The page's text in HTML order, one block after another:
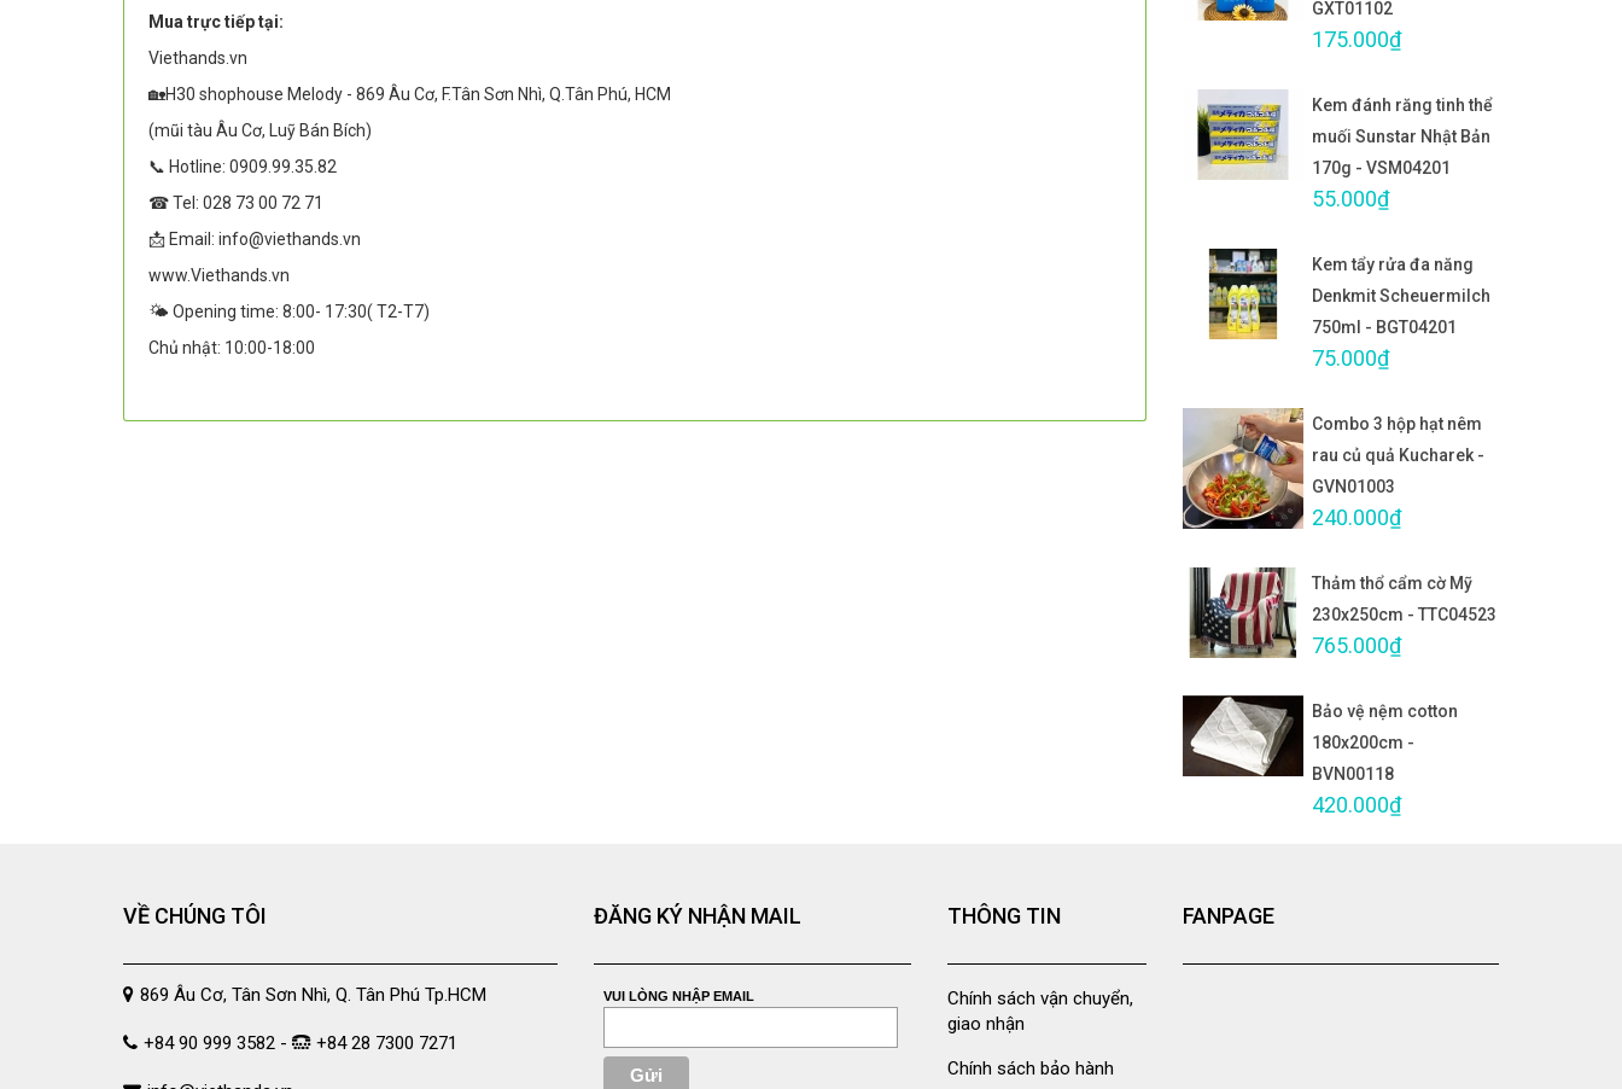
Mua trực tiếp tại:
Viethands.vn
🏡H30 shophouse Melody - 869 Âu Cơ, F.Tân Sơn Nhì, Q.Tân Phú, HCM
(mũi tàu Âu Cơ, Luỹ Bán Bích)
📞 Hotline: 0909.99.35.82
☎ Tel: 028 73 00 72 71
📩 Email: info@viethands.vn
www.Viethands.vn
🌤️ Opening time: 8:00- 17:30( T2-T7)
Chủ nhật: 10:00-18:00
GXT01102
175.000₫
Kem đánh răng tinh thể
muối Sunstar Nhật Bản
170g - VSM04201
55.000₫
Kem tẩy rửa đa năng
Denkmit Scheuermilch
750ml - BGT04201
75.000₫
Combo 3 hộp hạt nêm
rau củ quả Kucharek -
GVN01003
240.000₫
Thảm thổ cẩm cờ Mỹ
230x250cm - TTC04523
765.000₫
Bảo vệ nệm cotton
180x200cm -
BVN00118
420.000₫
VỀ CHÚNG TÔI
869 Âu Cơ, Tân Sơn Nhì, Q. Tân Phú Tp.HCM
+84 90 999 3582 - +84 28 7300 7271
ĐĂNG KÝ NHẬN MAIL
VUI LÒNG NHẬP EMAIL
THÔNG TIN
Chính sách vận chuyển,
giao nhận
Chính sách bảo hành
FANPAGE